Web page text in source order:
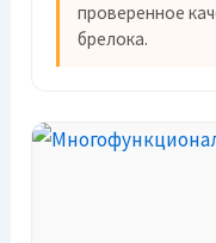
проверенное
брелока.